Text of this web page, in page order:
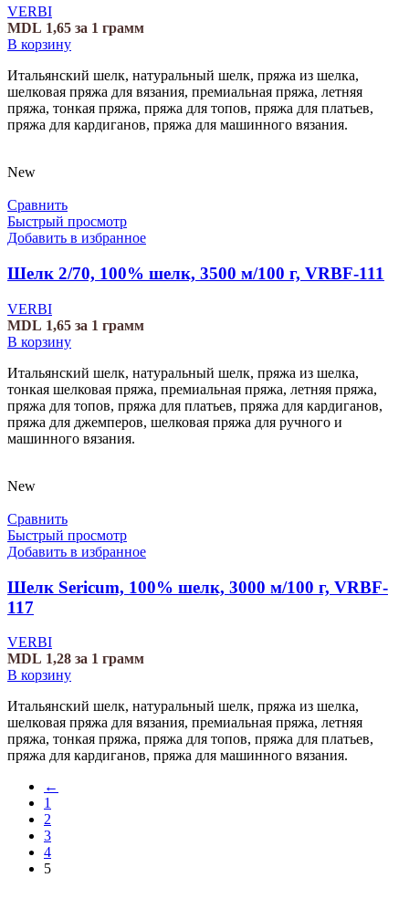
VERBI
MDL 1,65 за 1 грамм
В корзину
Итальянский шелк, натуральный шелк, пряжа из шелка,
шелковая пряжа для вязания, премиальная пряжа, летняя
пряжа, тонкая пряжа, пряжа для топов, пряжа для платьев,
пряжа для кардиганов, пряжа для машинного вязания.
New
Сравнить
Быстрый просмотр
Добавить в избранное
Шелк 2/70, 100% шелк, 3500 м/100 г, VRBF-111
VERBI
MDL 1,65 за 1 грамм
В корзину
Итальянский шелк, натуральный шелк, пряжа из шелка,
тонкая шелковая пряжа, премиальная пряжа, летняя пряжа,
пряжа для топов, пряжа для платьев, пряжа для кардиганов,
пряжа для джемперов, шелковая пряжа для ручного и
машинного вязания.
New
Сравнить
Быстрый просмотр
Добавить в избранное
Шелк Sericum, 100% шелк, 3000 м/100 г, VRBF-
117
VERBI
MDL 1,28 за 1 грамм
В корзину
Итальянский шелк, натуральный шелк, пряжа из шелка,
шелковая пряжа для вязания, премиальная пряжа, летняя
пряжа, тонкая пряжа, пряжа для топов, пряжа для платьев,
пряжа для кардиганов, пряжа для машинного вязания.
←
1
2
3
4
5